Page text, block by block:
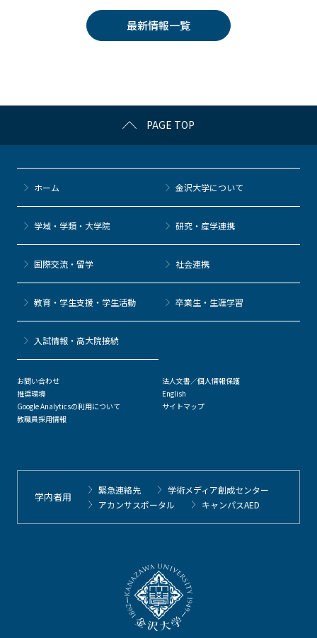
k
erk
et
n
a
最新情報一覧
PAGE TOP
ホーム 金沢大学について
学域・学類・大学院 研究・産学連携
国際交流・留学 社会連携
教育・学生支援・学生活動 卒業生・生涯学習
⼊試情報・高大院接続
お問い合わせ
推奨環境
Google Analyticsの利用について
教職員採用情報
法人文書／個人情報保護
English
サイトマップ
学内者用
緊急連絡先
学術メディア創成センター
アカンサスポータル
キャンパスAED